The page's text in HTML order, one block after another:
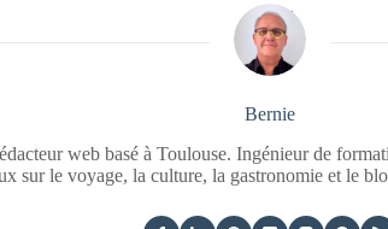
Bernie
web basé à Toulouse. Ingénieur de
sur le voyage, la culture, la gastronomie et le